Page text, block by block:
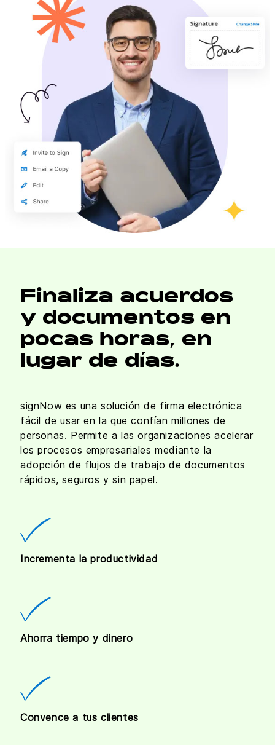
Finaliza acuerdos
y documentos en
pocas horas, en
lugar de días.
signNow es una solución de firma electrónica
fácil de usar en la que confían millones de
personas. Permite a las organizaciones acelerar
los procesos empresariales mediante la
adopción de flujos de trabajo de documentos
rápidos, seguros y sin papel.
Incrementa la productividad
Ahorra tiempo y dinero
Convence a tus clientes